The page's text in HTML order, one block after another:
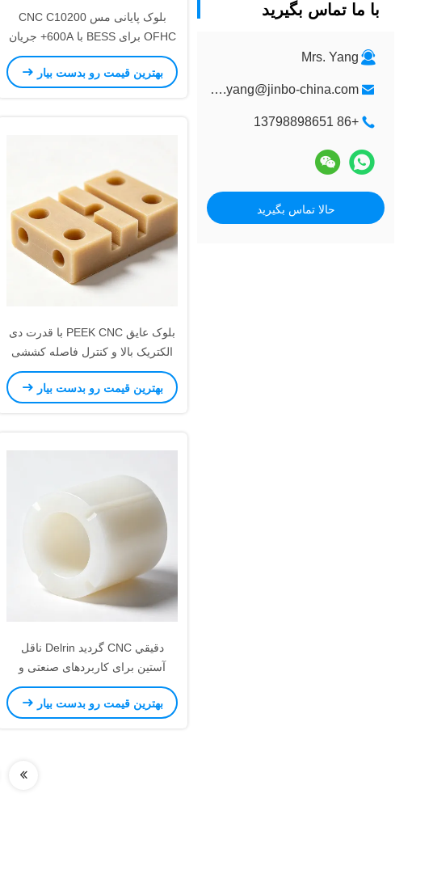
با ما تماس بگیرید
Mrs. Yang
kristen.yang@jinbo-china.com
+86 13798898651
حالا تماس بگیرید
بلوک پایانی مس CNC C10200
OFHC برای BESS با 600A+ جریان
نامگذاری
بهترین قیمت رو بدست بیار
بلوک عایق PEEK CNC با قدرت دی
الکتریک بالا و کنترل فاصله کششی
برای سیستم های ولتاژ بالا
بهترین قیمت رو بدست بیار
دقيقي CNC گرديد Delrin ناقل
آستین برای کاربردهای صنعتی و
خودرو
بهترین قیمت رو بدست بیار